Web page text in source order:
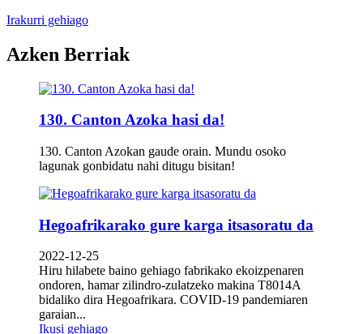
Irakurri gehiago
Azken Berriak
130. Canton Azoka hasi da!
130. Canton Azokan gaude orain. Mundu osoko
lagunak gonbidatu nahi ditugu bisitan!
Hegoafrikarako gure karga itsasoratu da
2022-12-25
Hiru hilabete baino gehiago fabrikako ekoizpenaren
ondoren, hamar zilindro-zulatzeko makina T8014A
bidaliko dira Hegoafrikara. COVID-19 pandemiaren
garaian...
Ikusi gehiago